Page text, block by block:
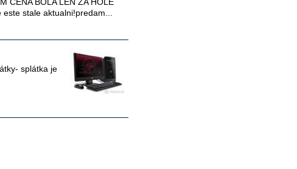
stale aktualni!predam...
splátka je